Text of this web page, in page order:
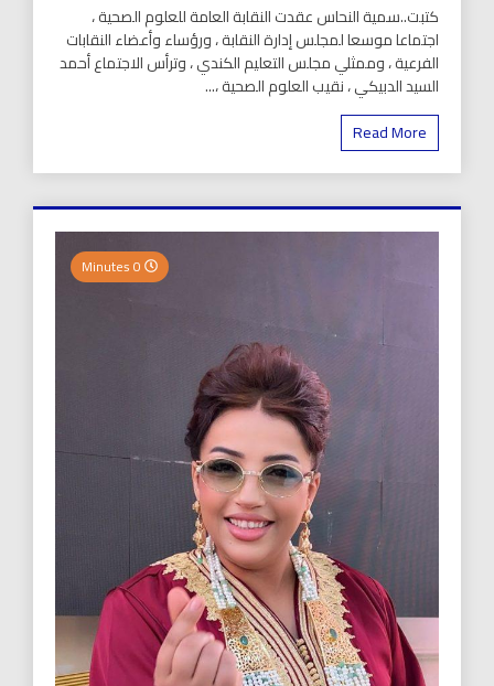
كتبت..سمية النحاس عقدت النقابة العامة للعلوم الصحية ،
اجتماعا موسعا لمجلس إدارة النقابة ، ورؤساء وأعضاء النقابات
الفرعية ، وممثلي مجلس التعليم الكندي ، وترأس الاجتماع أحمد
السيد الدبيكي ، نقيب العلوم الصحية ،...
Read More